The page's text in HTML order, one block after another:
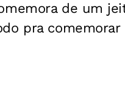
de um
pra comemorar